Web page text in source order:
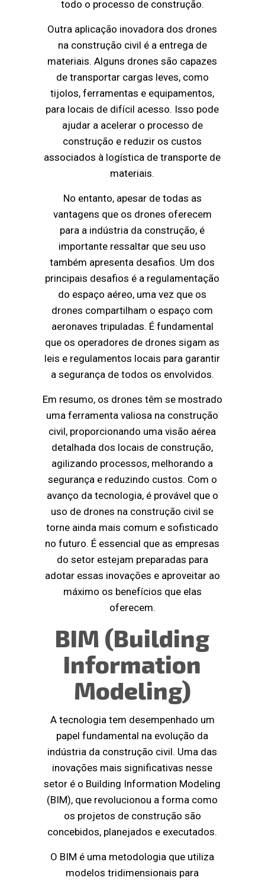
todo o processo de construção.
Outra aplicação inovadora dos drones
na construção civil é a entrega de
materiais. Alguns drones são capazes
de transportar cargas leves, como
tijolos, ferramentas e equipamentos,
para locais de difícil acesso. Isso pode
ajudar a acelerar o processo de
construção e reduzir os custos
associados à logística de transporte de
materiais.
No entanto, apesar de todas as
vantagens que os drones oferecem
para a indústria da construção, é
importante ressaltar que seu uso
também apresenta desafios. Um dos
principais desafios é a regulamentação
do espaço aéreo, uma vez que os
drones compartilham o espaço com
aeronaves tripuladas. É fundamental
que os operadores de drones sigam as
leis e regulamentos locais para garantir
a segurança de todos os envolvidos.
Em resumo, os drones têm se mostrado
uma ferramenta valiosa na construção
civil, proporcionando uma visão aérea
detalhada dos locais de construção,
agilizando processos, melhorando a
segurança e reduzindo custos. Com o
avanço da tecnologia, é provável que o
uso de drones na construção civil se
torne ainda mais comum e sofisticado
no futuro. É essencial que as empresas
do setor estejam preparadas para
adotar essas inovações e aproveitar ao
máximo os benefícios que elas
oferecem.
BIM (Building
Information
Modeling)
A tecnologia tem desempenhado um
papel fundamental na evolução da
indústria da construção civil. Uma das
inovações mais significativas nesse
setor é o Building Information Modeling
(BIM), que revolucionou a forma como
os projetos de construção são
concebidos, planejados e executados.
O BIM é uma metodologia que utiliza
modelos tridimensionais para